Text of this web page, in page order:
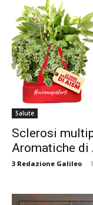
Salute
Sclerosi
Aromatiche di
3 Redazione Galileo -